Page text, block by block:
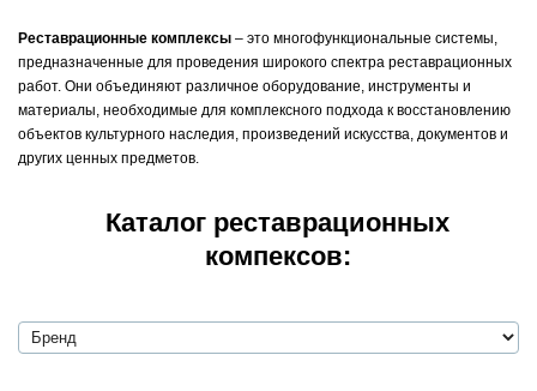
Реставрационные комплексы – это многофункциональные системы,
предназначенные для проведения широкого спектра реставрационных
работ. Они объединяют различное оборудование, инструменты и
материалы, необходимые для комплексного подхода к восстановлению
объектов культурного наследия, произведений искусства, документов и
других ценных предметов.
Каталог реставрационных
компексов: